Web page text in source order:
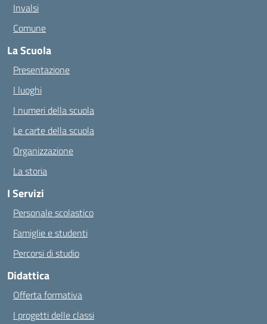
Invalsi
Comune
La Scuola
Presentazione
I luoghi
I numeri della scuola
Le carte della scuola
Organizzazione
La storia
I Servizi
Personale scolastico
Famiglie e studenti
Percorsi di studio
Didattica
Offerta formativa
I progetti delle classi